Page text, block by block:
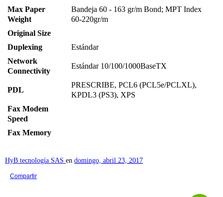
Max Paper
Weight
Bandeja 60 - 163 gr/m Bond; MPT Index
60-220gr/m
Original Size
Duplexing
Estándar
Network
Connectivity
Estándar 10/100/1000BaseTX
PDL
PRESCRIBE, PCL6 (PCL5e/PCLXL),
KPDL3 (PS3), XPS
Fax Modem
Speed
Fax Memory
HyB tecnología SAS en domingo, abril 23, 2017
Compartir